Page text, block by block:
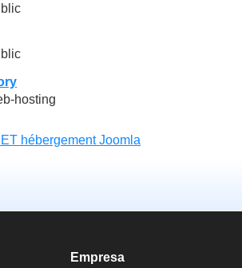
hosting
hébergement Joomla
Empresa